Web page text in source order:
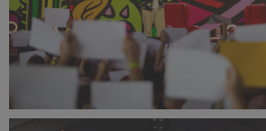
PR2025_Aneta_Mikulska-